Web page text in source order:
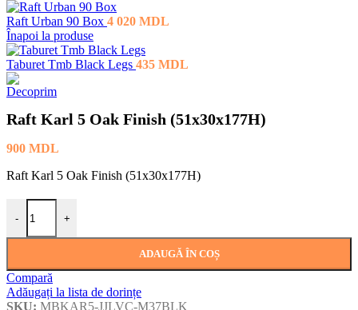
Raft Urban 90 Box 4 020 MDL
Înapoi la produse
Taburet Tmb Black Legs 435 MDL
Raft Karl 5 Oak Finish (51x30x177H)
900 MDL
Raft Karl 5 Oak Finish (51x30x177H)
-
Cantitate Raft Karl 5 Oak Finish (51x30x177H)
+
ADAUGĂ ÎN COȘ
Compară
Adăugați la lista de dorințe
SKU: MBKAR5-JJLVC-M37BLK